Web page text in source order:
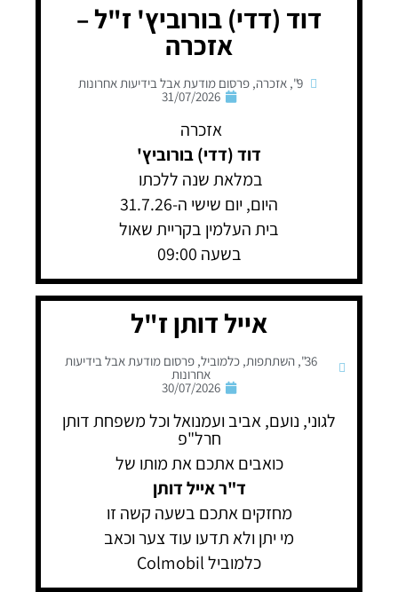
דוד (דדי) בורוביץ' ז"ל –
אזכרה
9"
, אזכרה, פרסום מודעת אבל בידיעות אחרונות
31/07/2026
אזכרה
דוד (דדי) בורוביץ'
במלאת שנה ללכתו
היום, יום שישי ה-31.7.26
בית העלמין בקריית שאול
בשעה 09:00
אייל דותן ז"ל
36"
,השתתפות,כלמוביל,פרסום מודעת אבל בידיעות
אחרונות
30/07/2026
לגוני, נועם, אביב ועמנואל וכל משפחת דותן
חרל"פ
כואבים אתכם את מותו של
ד"ר אייל דותן
מחזקים אתכם בשעה קשה זו
מי יתן ולא תדעו עוד צער וכאב
כלמוביל Colmobil